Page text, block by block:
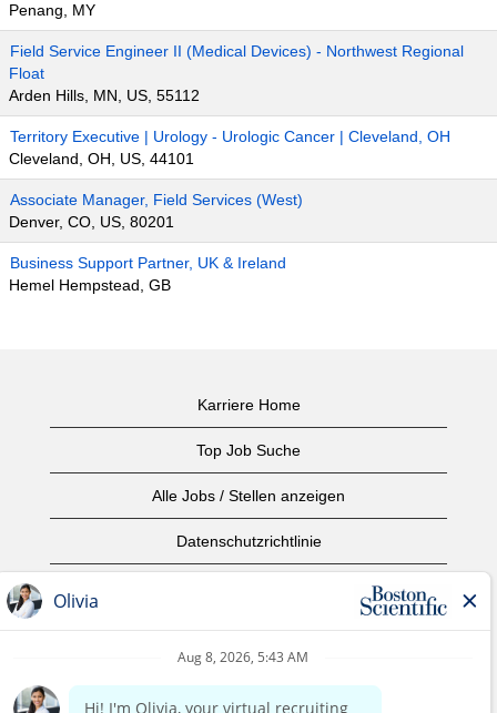
Penang, MY
Field Service Engineer II (Medical Devices) - Northwest Regional
Float
Arden Hills, MN, US, 55112
Territory Executive | Urology - Urologic Cancer | Cleveland, OH
Cleveland, OH, US, 44101
Associate Manager, Field Services (West)
Denver, CO, US, 80201
Business Support Partner, UK & Ireland
Hemel Hempstead, GB
Karriere Home
Top Job Suche
Alle Jobs / Stellen anzeigen
Datenschutzrichtlinie
Urheberrecht